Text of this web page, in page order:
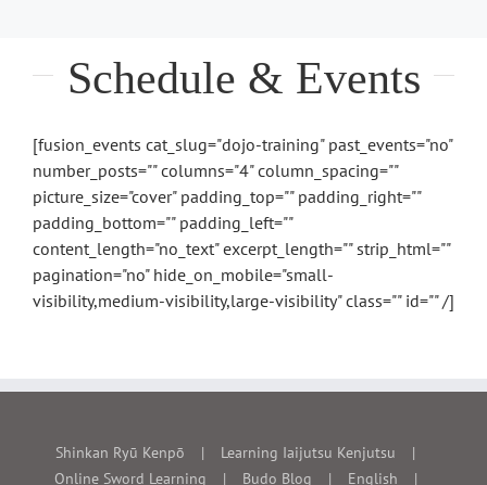
Schedule & Events
[fusion_events cat_slug="dojo-training" past_events="no"
number_posts="" columns="4" column_spacing=""
picture_size="cover" padding_top="" padding_right=""
padding_bottom="" padding_left=""
content_length="no_text" excerpt_length="" strip_html=""
pagination="no" hide_on_mobile="small-
visibility,medium-visibility,large-visibility" class="" id="" /]
Shinkan Ryū Kenpō
Learning Iaijutsu Kenjutsu
Online Sword Learning
Budo Blog English